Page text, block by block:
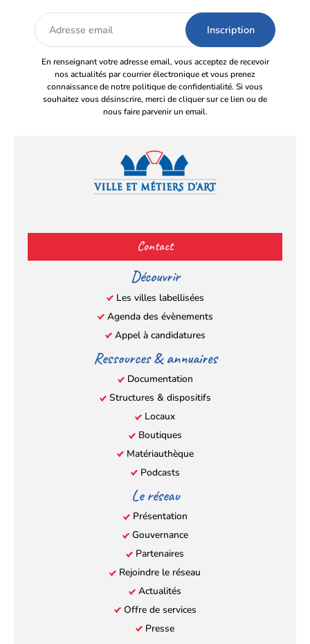
Adresse
email
En renseignant votre adresse email, vous acceptez de recevoir
nos actualités par courrier électronique et vous prenez
connaissance de notre politique de confidentialité. Si vous
souhaitez vous désinscrire, merci de cliquer sur ce lien ou de
nous faire parvenir un email.
(s’ouvre
dans
un
nouvel
onglet)
(s’ouvre
dans
un
nouvel
onglet)
(s’ouvre
dans
un
nouvel
onglet)
(s’ouvre
un
nouvel
onglet)
Contact
Découvrir
Les villes labellisées
Agenda des évènements
Appel à candidatures
Ressources & annuaires
Documentation
Structures & dispositifs
Locaux
Boutiques
Matériauthèque
Podcasts
Le réseau
Présentation
Gouvernance
Partenaires
Rejoindre le réseau
Actualités
Offre de services
Presse